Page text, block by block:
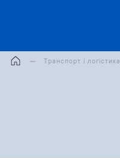
Транспорт і логістика